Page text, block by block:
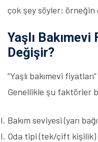
çok şey söyler:
Yaşlı Bakımevi
Değişir?
“Yaşlı bakımevi
Genellikle şu faktörler
Bakım seviyesi (yarı
Oda tipi (tek/çift kişilik)